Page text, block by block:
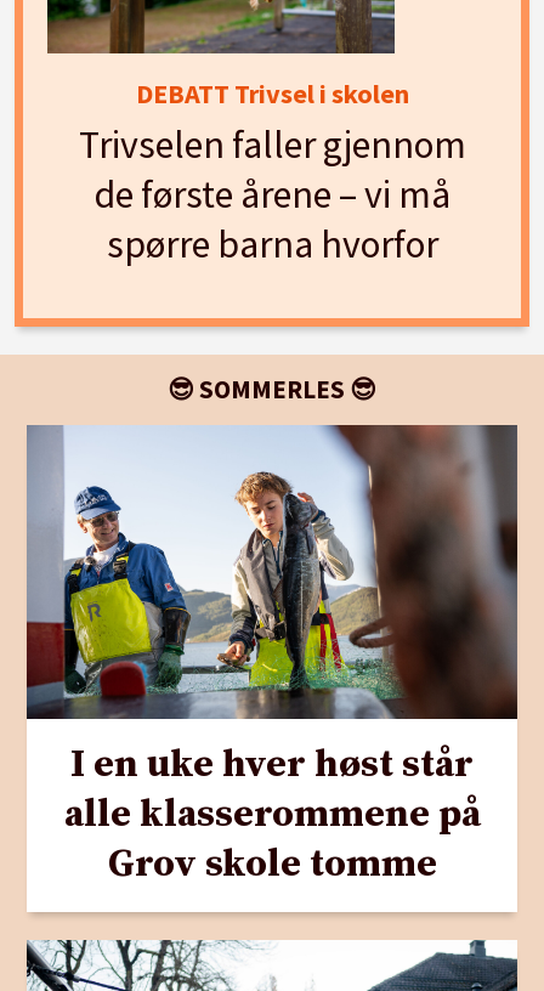
DEBATT Trivsel i skolen
Trivselen faller gjennom
de første årene – vi må
spørre barna hvorfor
😎 SOMMERLES 😎
I en uke hver høst står
alle klasserommene på
Grov skole tomme